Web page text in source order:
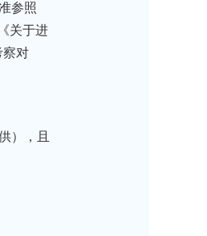
参照
关于进
察对
），且